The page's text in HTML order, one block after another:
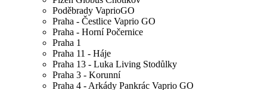
Poděbrady VaprioGO
Praha - Čestlice Vaprio GO
Praha - Horní Počernice
Praha 1
Praha 11 - Háje
Praha 13 - Luka Living Stodůlky
Praha 3 - Korunní
Praha 4 - Arkády Pankrác Vaprio GO